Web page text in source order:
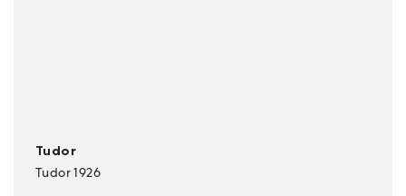
Tudor
Tudor 1926